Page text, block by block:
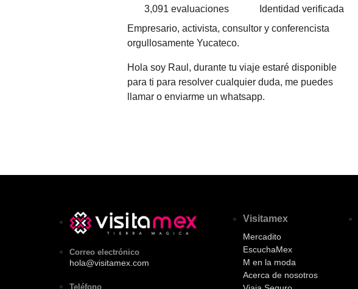
3,091 evaluaciones
Identidad verificada
Empresario, activista, consultor y conferencista
orgullosamente Yucateco.
Hola soy Raul, durante tu viaje estaré disponible
para ti para resolver cualquier duda, me puedes
llamar o enviarme un whatsapp.
Correo electrónico
hola@visitamex.com
Teléfono
Visitamex
Mercadito
EscuchaMex
M en la moda
Acerca de nosotros